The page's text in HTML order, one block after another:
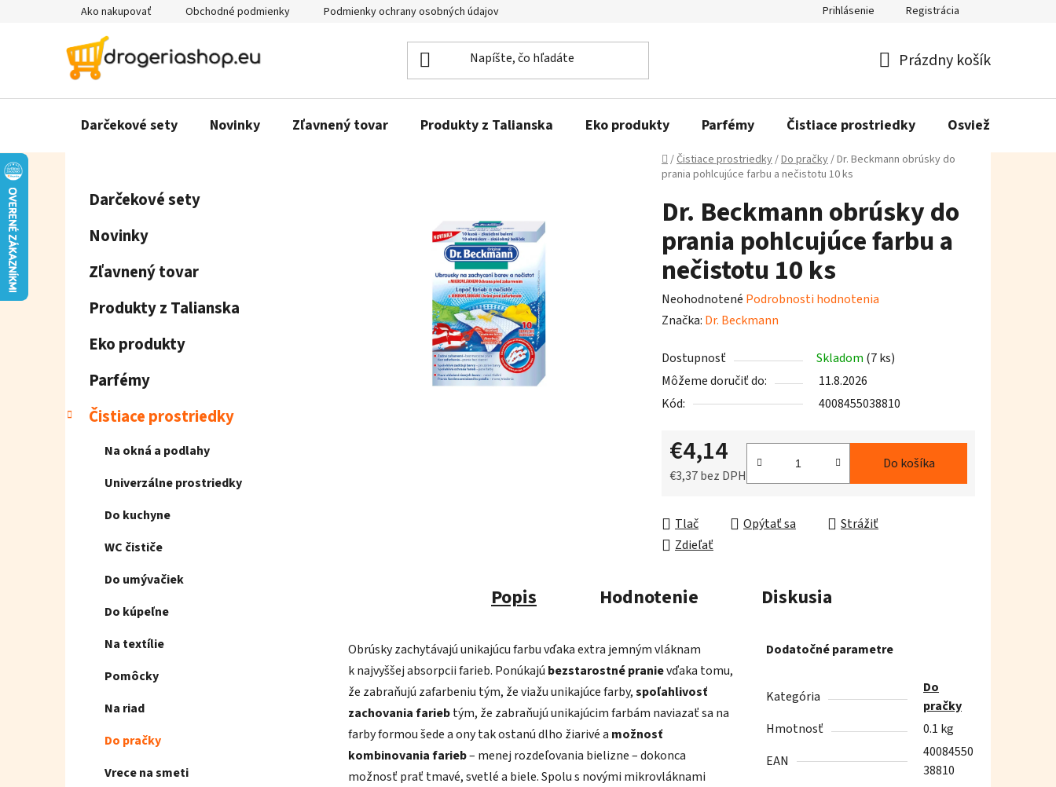
Ako nakupovať Obchodné podmienky Podmienky ochrany osobných údajov Prihlásenie Registrácia
košík
Prázdny košík
Darčekové sety Novinky Zľavnený tovar Produkty z Talianska Eko produkty Parfémy Čistiace prostriedky Osviežovače
Domov
/Čistiace prostriedky/Do pračky/Dr. Beckmann obrúsky do
prania pohlcujúce farbu a nečistotu 10 ks
Preskočiť
kategórie
Darčekové sety
Novinky
Zľavnený tovar
Produkty z Talianska
Eko produkty
Parfémy
Čistiace prostriedky
Na okná a podlahy
Univerzálne prostriedky
Do kuchyne
WC čističe
Do umývačiek
Do kúpeľne
Na textílie
Pomôcky
Na riad
Do pračky
Vrece na smeti
Dr. Beckmann obrúsky do
prania pohlcujúce farbu a
nečistotu 10 ks
Priemerné
hodnotenie
je
0,0
z
hviezdičiek.
Neohodnotené Podrobnosti hodnotenia
Značka: Dr. Beckmann
Dostupnosť Skladom (7 ks)
Môžeme doručiť do:
11.8.2026
Kód:
4008455038810
€4,14
€3,37 bez DPH
Do košíka
Tlač Opýtať sa
Strážiť
Zdieľať
Popis Hodnotenie Diskusia
Obrúsky zachytávajú unikajúcu farbu vďaka extra jemným vláknam
k najvyššej absorpcii farieb. Ponúkajú bezstarostné pranievďaka tomu,
že zabraňujú zafarbeniu tým, že viažu unikajúce farby,spoľahlivosť
zachovania fariebtým, že zabraňujú unikajúcim farbám naviazať sa na
farby formou šede a ony tak ostanú dlho žiarivé a možnosť
kombinovania farieb– menej rozdeľovania bielizne – dokonca
možnosť prať tmavé, svetlé a biele. Spolu s novými mikrovláknami
Dodatočné parametre
Kategória
Do
pračky
Hmotnosť
0.1 kg
EAN
40084550
38810